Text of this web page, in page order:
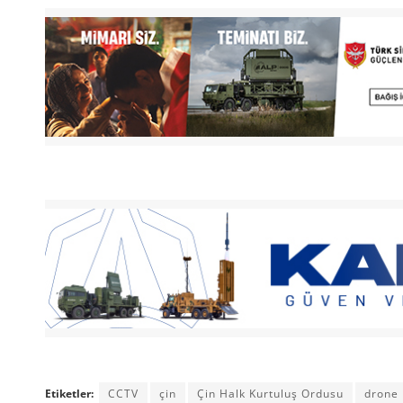
Etiketler: CCTV çin Çin Halk Kurtuluş Ordusu drone